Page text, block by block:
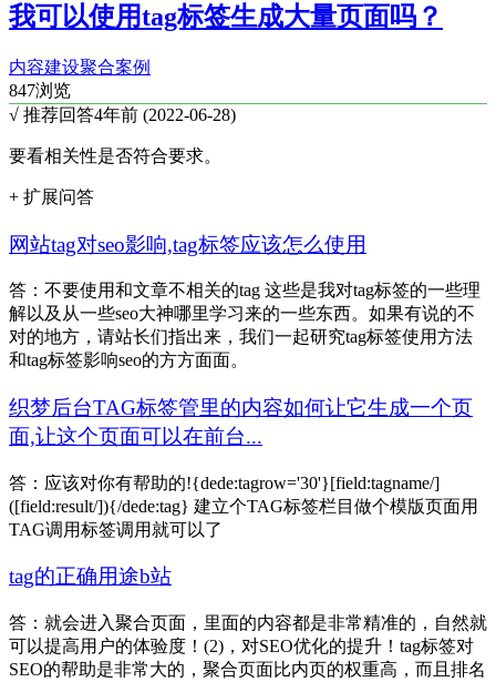
我可以使用tag标签生成大量页面吗？
内容建设聚合案例
847浏览
√ 推荐回答4年前 (2022-06-28)
要看相关性是否符合要求。
+ 扩展问答
网站tag对seo影响,tag标签应该怎么使用
答：不要使用和文章不相关的tag 这些是我对tag标签的一些理
解以及从一些seo大神哪里学习来的一些东西。如果有说的不
对的地方，请站长们指出来，我们一起研究tag标签使用方法
和tag标签影响seo的方方面面。
织梦后台TAG标签管里的内容如何让它生成一个页
面,让这个页面可以在前台...
答：应该对你有帮助的!{dede:tagrow='30'}[field:tagname/]
([field:result/]){/dede:tag} 建立个TAG标签栏目做个模版页面用
TAG调用标签调用就可以了
tag的正确用途b站
答：就会进入聚合页面，里面的内容都是非常精准的，自然就
可以提高用户的体验度！(2)，对SEO优化的提升！tag标签对
SEO的帮助是非常大的，聚合页面比内页的权重高，而且排名